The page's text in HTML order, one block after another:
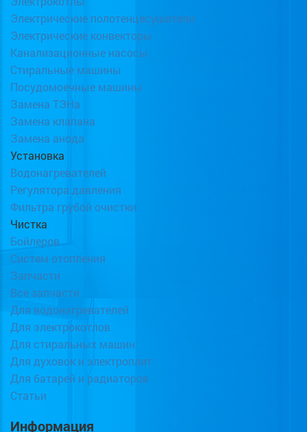
Электрические полотенцесушители
Электрические конвекторы
Канализационные насосы
Стиральные машины
Посудомоечные машины
Замена ТЭНа
Замена клапана
Замена анода
Установка
Водонагревателей
Регулятора давления
Фильтра грубой очистки
Чистка
Бойлеров
Систем отопления
Запчасти
Все запчасти
Для водонагревателей
Для электрокотлов
Для стиральных машин
Для духовок и электроплит
Для батарей и радиаторов
Статьи
Информация